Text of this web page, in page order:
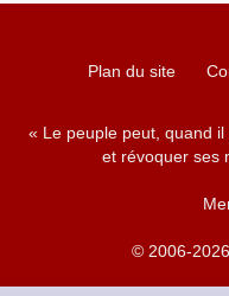
Plan du site
« Le peuple peut, quand
et révoquer ses
© 2006-